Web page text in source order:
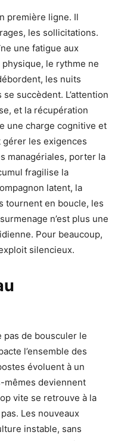
première ligne. Il
les sollicitations.
une fatigue aux
le rythme ne
les nuits
succèdent. L’attention
et la récupération
une charge cognitive et
les exigences
managériales, porter la
fragilise la
latent, la
tournent en boucle, les
n’est plus une
Pour beaucoup,
silencieux.
pas de bousculer le
l’ensemble des
évoluent à un
mêmes deviennent
vite se retrouve à la
Les nouveaux
instable, sans